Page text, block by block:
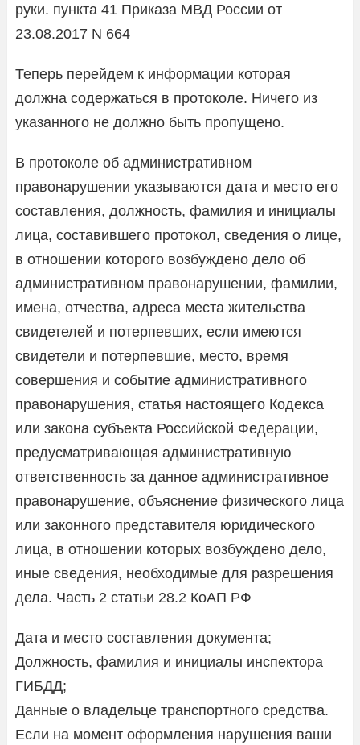
руки. пункта 41 Приказа МВД России от
23.08.2017 N 664
Теперь перейдем к информации которая
должна содержаться в протоколе. Ничего из
указанного не должно быть пропущено.
В протоколе об административном
правонарушении указываются дата и место его
составления, должность, фамилия и инициалы
лица, составившего протокол, сведения о лице,
в отношении которого возбуждено дело об
административном правонарушении, фамилии,
имена, отчества, адреса места жительства
свидетелей и потерпевших, если имеются
свидетели и потерпевшие, место, время
совершения и событие административного
правонарушения, статья настоящего Кодекса
или закона субъекта Российской Федерации,
предусматривающая административную
ответственность за данное административное
правонарушение, объяснение физического лица
или законного представителя юридического
лица, в отношении которых возбуждено дело,
иные сведения, необходимые для разрешения
дела. Часть 2 статьи 28.2 КоАП РФ
Дата и место составления документа;
Должность, фамилия и инициалы инспектора
ГИБДД;
Данные о владельце транспортного средства.
Если на момент оформления нарушения ваши